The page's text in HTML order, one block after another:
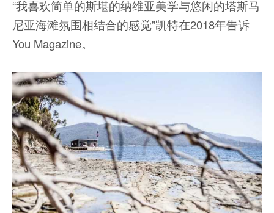
“我喜欢简单的斯堪的纳维亚美学与悠闲的塔斯马
尼亚海滩氛围相结合的感觉”凯特在2018年告诉
You Magazine。